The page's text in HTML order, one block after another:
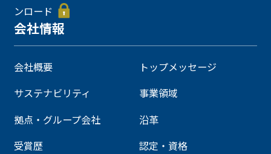
ンロード
会社情報
会社概要
トップメッセージ
サステナビリティ
事業領域
拠点・グループ会社
沿革
受賞歴
認定・資格